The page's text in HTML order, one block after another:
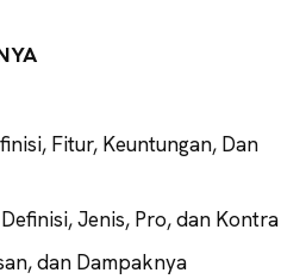
Fitur, Keuntungan, Dan
Jenis, Pro, dan Kontra
dan Dampaknya